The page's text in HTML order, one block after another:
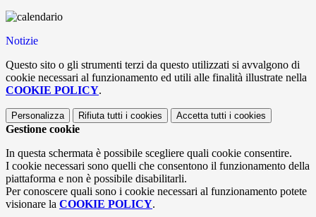
Notizie
Questo sito o gli strumenti terzi da questo utilizzati si avvalgono di
cookie necessari al funzionamento ed utili alle finalità illustrate nella
COOKIE POLICY.
Personalizza Rifiuta tutti i cookies Accetta tutti i cookies
Gestione cookie
In questa schermata è possibile scegliere quali cookie consentire.
I cookie necessari sono quelli che consentono il funzionamento della
piattaforma e non è possibile disabilitarli.
Per conoscere quali sono i cookie necessari al funzionamento potete
visionare la COOKIE POLICY.